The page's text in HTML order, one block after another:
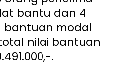
bantu dan 4
bantuan modal
nilai bantuan
.